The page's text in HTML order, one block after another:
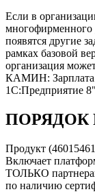
Если в
многофирменного
появятся другие
рамках базовой
организация
КАМИН: Зарплата.
1С:Предприятие
ПОРЯДОК
Продукт
Включает
ТОЛЬКО
по наличию